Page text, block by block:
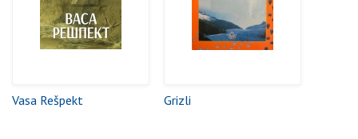
Vasa Rešpekt Grizli